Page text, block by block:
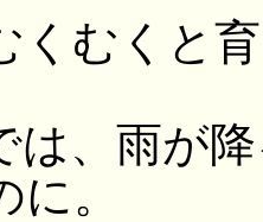
くむくと
は、雨が
。